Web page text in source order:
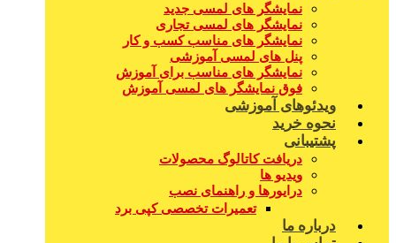
نمایشگر های لمسی جدید
نمایشگر های لمسی تجاری
نمایشگر های مناسب کسب و کار
پنل های لمسی آموزشی
نمایشگر های مناسب برای آموزش
فوق نمایشگر های لمسی آموزش
ویدئوهای آموزشی
نحوه خرید
پشتیبانی
دریافت کاتالوگ محصولات
ویدیو ها
درایورها و راهنمای نصب
تعمیرات تخصصی کپی برد
درباره ما